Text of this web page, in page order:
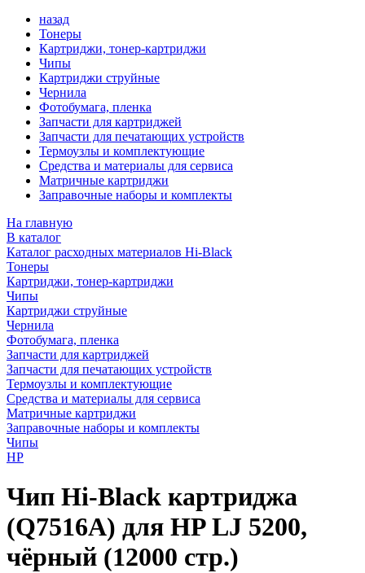
назад
Тонеры
Картриджи, тонер-картриджи
Чипы
Картриджи струйные
Чернила
Фотобумага, пленка
Запчасти для картриджей
Запчасти для печатающих устройств
Термоузлы и комплектующие
Средства и материалы для сервиса
Матричные картриджи
Заправочные наборы и комплекты
На главную
В каталог
Каталог расходных материалов Hi-Black
Тонеры
Картриджи, тонер-картриджи
Чипы
Картриджи струйные
Чернила
Фотобумага, пленка
Запчасти для картриджей
Запчасти для печатающих устройств
Термоузлы и комплектующие
Средства и материалы для сервиса
Матричные картриджи
Заправочные наборы и комплекты
Чипы
HP
Чип Hi-Black картриджа
(Q7516A) для HP LJ 5200,
чёрный (12000 стр.)